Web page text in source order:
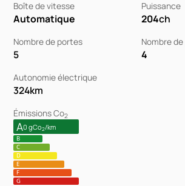
Boîte de vitesse
Automatique
Puissance
204ch
Nombre de portes
5
Nombre
4
Autonomie électrique
324km
Émissions Co2
A0 gCo2/km
B
C
D
E
F
G